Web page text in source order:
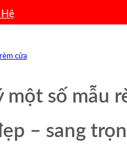
Hệ
cửa
một số mẫu
– sang